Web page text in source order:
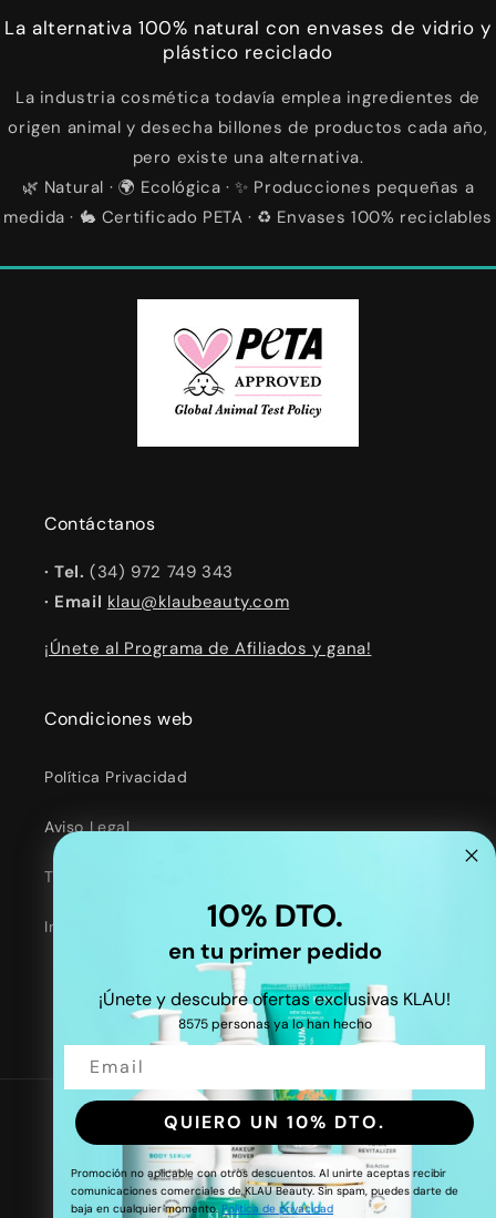
La alternativa 100% natural con envases de vidrio y
plástico reciclado
La industria cosmética todavía emplea ingredientes de
origen animal y desecha billones de productos cada año,
pero existe una alternativa.
🌿 Natural · 🌍 Ecológica · ✨ Producciones pequeñas a
medida · 🐇 Certificado PETA · ♻️ Envases 100% reciclables
Contáctanos
· Tel. (34) 972 749 343
· Email klau@klaubeauty.com
¡Únete al Programa de Afiliados y gana!
Condiciones web
Política Privacidad
Aviso Legal
Términos y Condiciones
Información de Contacto
FacebookInstagram
TikTokTwitter
País/región
España | EUR €
Idioma
ES
10% DTO.
en tu primer pedido
¡Únete y descubre ofertas exclusivas KLAU!
8575 personas ya lo han hecho
QUIERO UN 10% DTO.
Promoción no aplicable con otros descuentos. Al unirte aceptas recibir
comunicaciones comerciales de KLAU Beauty. Sin spam, puedes darte de
baja en cualquier momento. Política de privacidad